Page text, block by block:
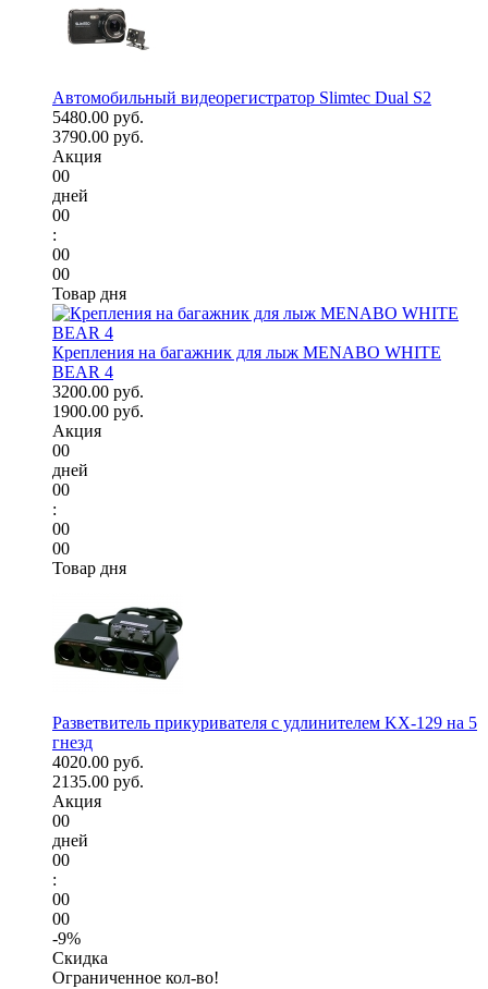
Автомобильный видеорегистратор Slimtec Dual S2
5480.00 руб.
3790.00 руб.
Акция
00
дней
00
:
00
00
Товар дня
Крепления на багажник для лыж MENABO WHITE
BEAR 4
3200.00 руб.
1900.00 руб.
Акция
00
дней
00
:
00
00
Товар дня
Разветвитель прикуривателя с удлинителем KX-129 на 5
гнезд
4020.00 руб.
2135.00 руб.
Акция
00
дней
00
:
00
00
-9%
Скидка
Ограниченное кол-во!